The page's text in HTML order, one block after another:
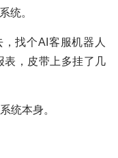
统。
找个AI客服机器人
表，皮带上多挂了几
统本身。